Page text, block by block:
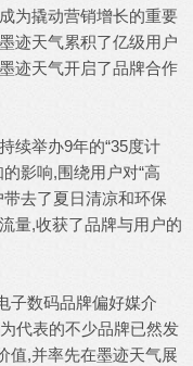
为撬动营销增长的重要
迹天气累积了亿级用户
迹天气开启了品牌合作
续举办9年的“35度计
影响,围绕用户对“高
去了夏日清凉和环保
量,收获了品牌与用户的
子数码品牌偏好媒介
代表的不少品牌已然发
值,并率先在墨迹天气展